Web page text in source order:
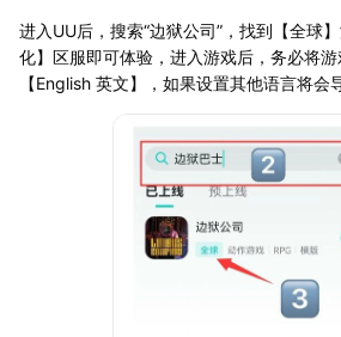
进入UU后，搜索“边狱公司”，找到【全球
化】区服即可体验，进入游戏后，务必将
【English 英文】，如果设置其他语言将会